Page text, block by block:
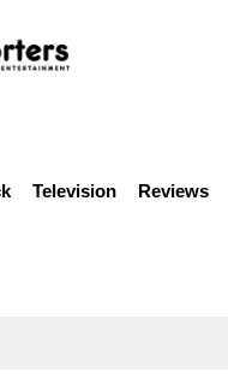
Television Reviews